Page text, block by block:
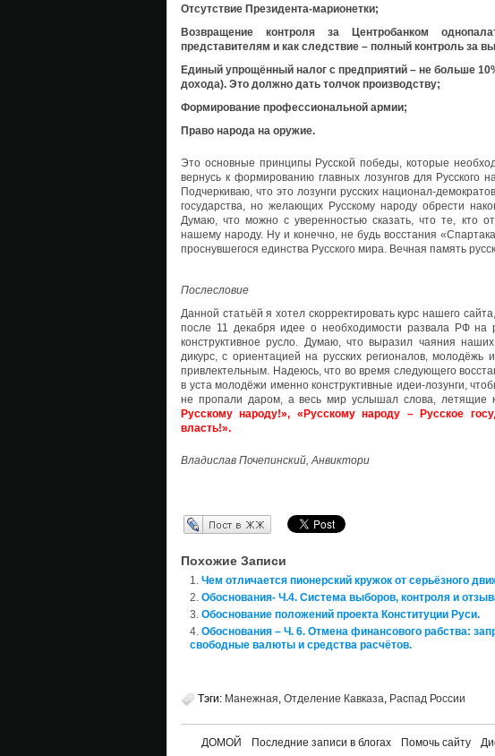
Отсутствие Президента-марионетки;
Возвращение контроля за Центробанком
представителям и как следствие – полный контроль за
Единый упрощённый налог с предприятий – не больше
дохода). Это должно дать толчок производству;
Формирование профессиональной армии;
Право народа на оружие.
Это основные принципы Русской победы, которые
вернусь к формированию главных лозунгов для Русского
Подчеркиваю, что это лозунги русских национал-
государства, но желающих Русскому народу обрести
Думаю, что можно с уверенностью сказать, что те, кто
нашему народу. Ну и конечно, не будь восстания
проснувшегося единства Русского мира. Вечная память
Послесловие
Данной статьёй я хотел скорректировать курс нашего
после 11 декабря идее о необходимости развала РФ на
конструктивное русло. Думаю, что выразил чаяния
дикурс, с ориентацией на русских регионалов, молодёжь
привлектельным. Надеюсь, что во время следующего
в уста молодёжи именно конструктивные идеи-лозунги,
не пропали даром, а весь мир услышал слова, летящие
Русскому народу!», «Русскому народу – Русское
власть!».
Владислав Почепинский, Анвиктори
Перепост в ЖЖ
Похожие Записи
Чем отличается пионерский кружок от серьёзного
Обоснования- Ч.4. Система выборов, контроля и
Обоснование положений проекта Конституции Руси.
Обоснования – Ч. 6. Отмена финансового рабства:
свободные валюты и средства расчётов.
Тэги: Манежная, Отделение Кавказа, Распад России
ДОМОЙ Последние записи в блогах Помочь сайту